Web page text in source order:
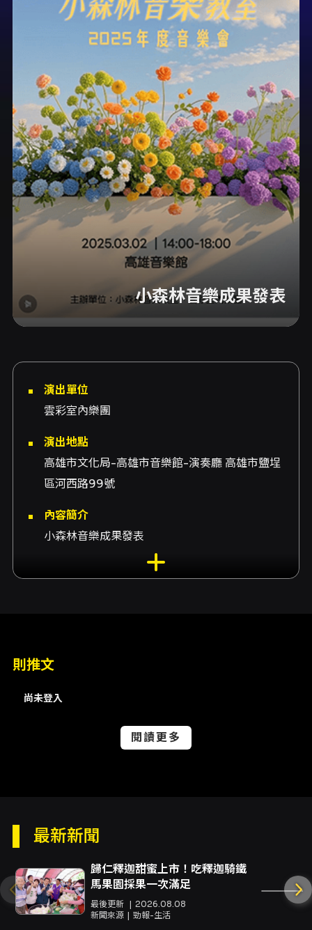
小森林音樂成果發表
演出單位
雲彩室內樂團
演出地點
高雄市文化局-高雄市音樂館-演奏廳 高雄市鹽埕
區河西路99號
內容簡介
小森林音樂成果發表
則推文
尚未登入
閱讀更多
最新新聞
歸仁釋迦甜蜜上市！吃釋迦騎鐵
馬果園採果一次滿足
最後更新
2026.08.08
新聞來源
勁報-生活